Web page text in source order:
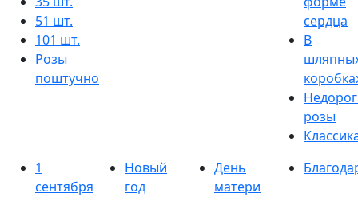
51 шт.
101 шт.
Розы
поштучно
сердца
В
розы
1
сентября
Новый
год
День
матери